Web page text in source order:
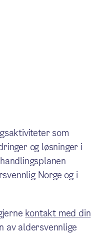
som
og løsninger i
Norge og i
kontakt med din
av aldersvennlige